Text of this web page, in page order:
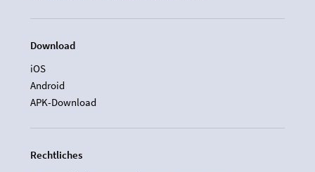
Download
iOS
Android
APK-Download
Rechtliches